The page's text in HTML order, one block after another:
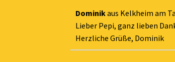
Dominikaus Kelkheim am
Lieber Pepi, ganz lieben
Herzliche Grüße, Dominik